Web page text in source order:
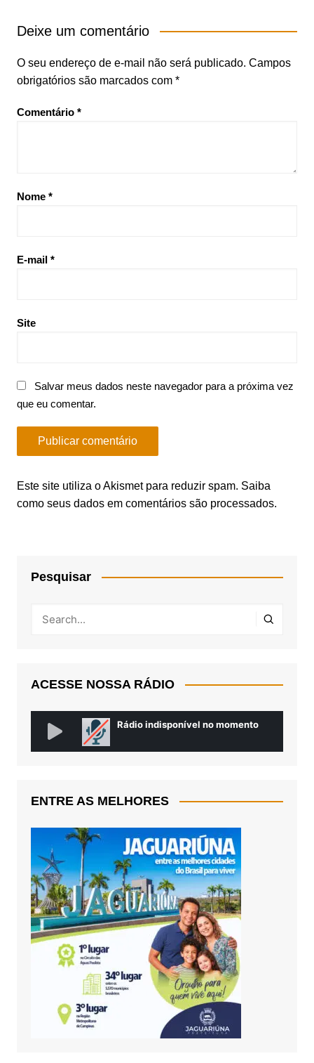
Deixe um comentário
O seu endereço de e-mail não será publicado. Campos
obrigatórios são marcados com *
Comentário *
Nome *
E-mail *
Site
Salvar meus dados neste navegador para a próxima vez
que eu comentar.
Este site utiliza o Akismet para reduzir spam. Saiba
como seus dados em comentários são processados.
Pesquisar
ACESSE NOSSA RÁDIO
ENTRE AS MELHORES